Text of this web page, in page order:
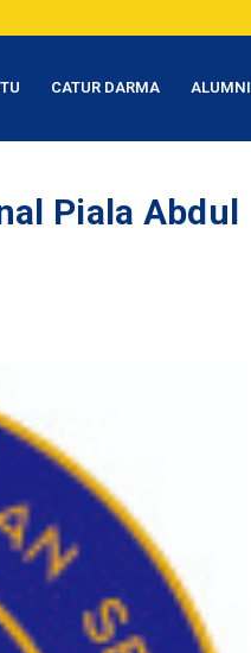
CATUR DARMA ALUMNI
Piala Abdul